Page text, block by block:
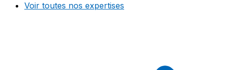
Voir toutes nos expertises